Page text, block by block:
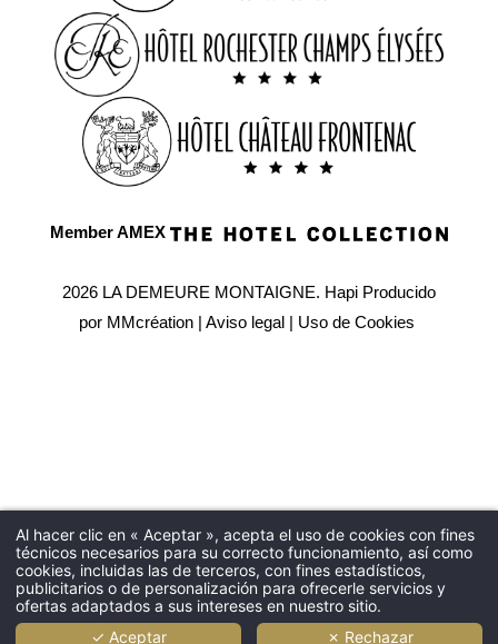
Member AMEX
2026 LA DEMEURE MONTAIGNE. Hapi Producido
por MMcréation | Aviso legal | Uso de Cookies
Al hacer clic en « Aceptar », acepta el uso de cookies con fines
técnicos necesarios para su correcto funcionamiento, así como
cookies, incluidas las de terceros, con fines estadísticos,
publicitarios o de personalización para ofrecerle servicios y
ofertas adaptados a sus intereses en nuestro sitio.
✓ Aceptar
✗ Rechazar